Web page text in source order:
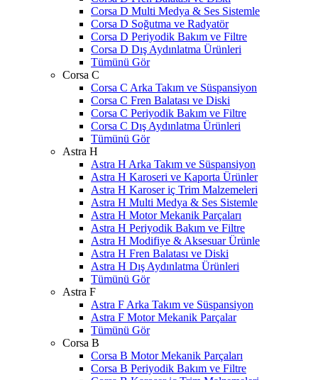
Corsa D Multi Medya & Ses Sistemle
Corsa D Soğutma ve Radyatör
Corsa D Periyodik Bakım ve Filtre
Corsa D Dış Aydınlatma Ürünleri
Tümünü Gör
Corsa C
Corsa C Arka Takım ve Süspansiyon
Corsa C Fren Balatası ve Diski
Corsa C Periyodik Bakım ve Filtre
Corsa C Dış Aydınlatma Ürünleri
Tümünü Gör
Astra H
Astra H Arka Takım ve Süspansiyon
Astra H Karoseri ve Kaporta Ürünler
Astra H Karoser iç Trim Malzemeleri
Astra H Multi Medya & Ses Sistemle
Astra H Motor Mekanik Parçaları
Astra H Periyodik Bakım ve Filtre
Astra H Modifiye & Aksesuar Ürünle
Astra H Fren Balatası ve Diski
Astra H Dış Aydınlatma Ürünleri
Tümünü Gör
Astra F
Astra F Arka Takım ve Süspansiyon
Astra F Motor Mekanik Parçalar
Tümünü Gör
Corsa B
Corsa B Motor Mekanik Parçaları
Corsa B Periyodik Bakım ve Filtre